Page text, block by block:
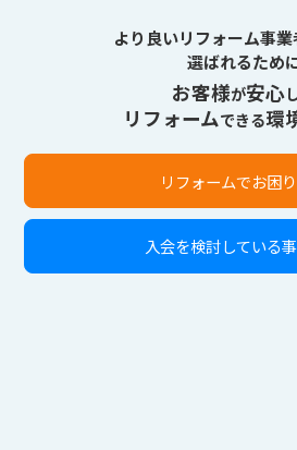
より良いリフォーム事業
選ばれるため
お客様が安心
リフォームできる環
リフォームでお困
入会を検討している